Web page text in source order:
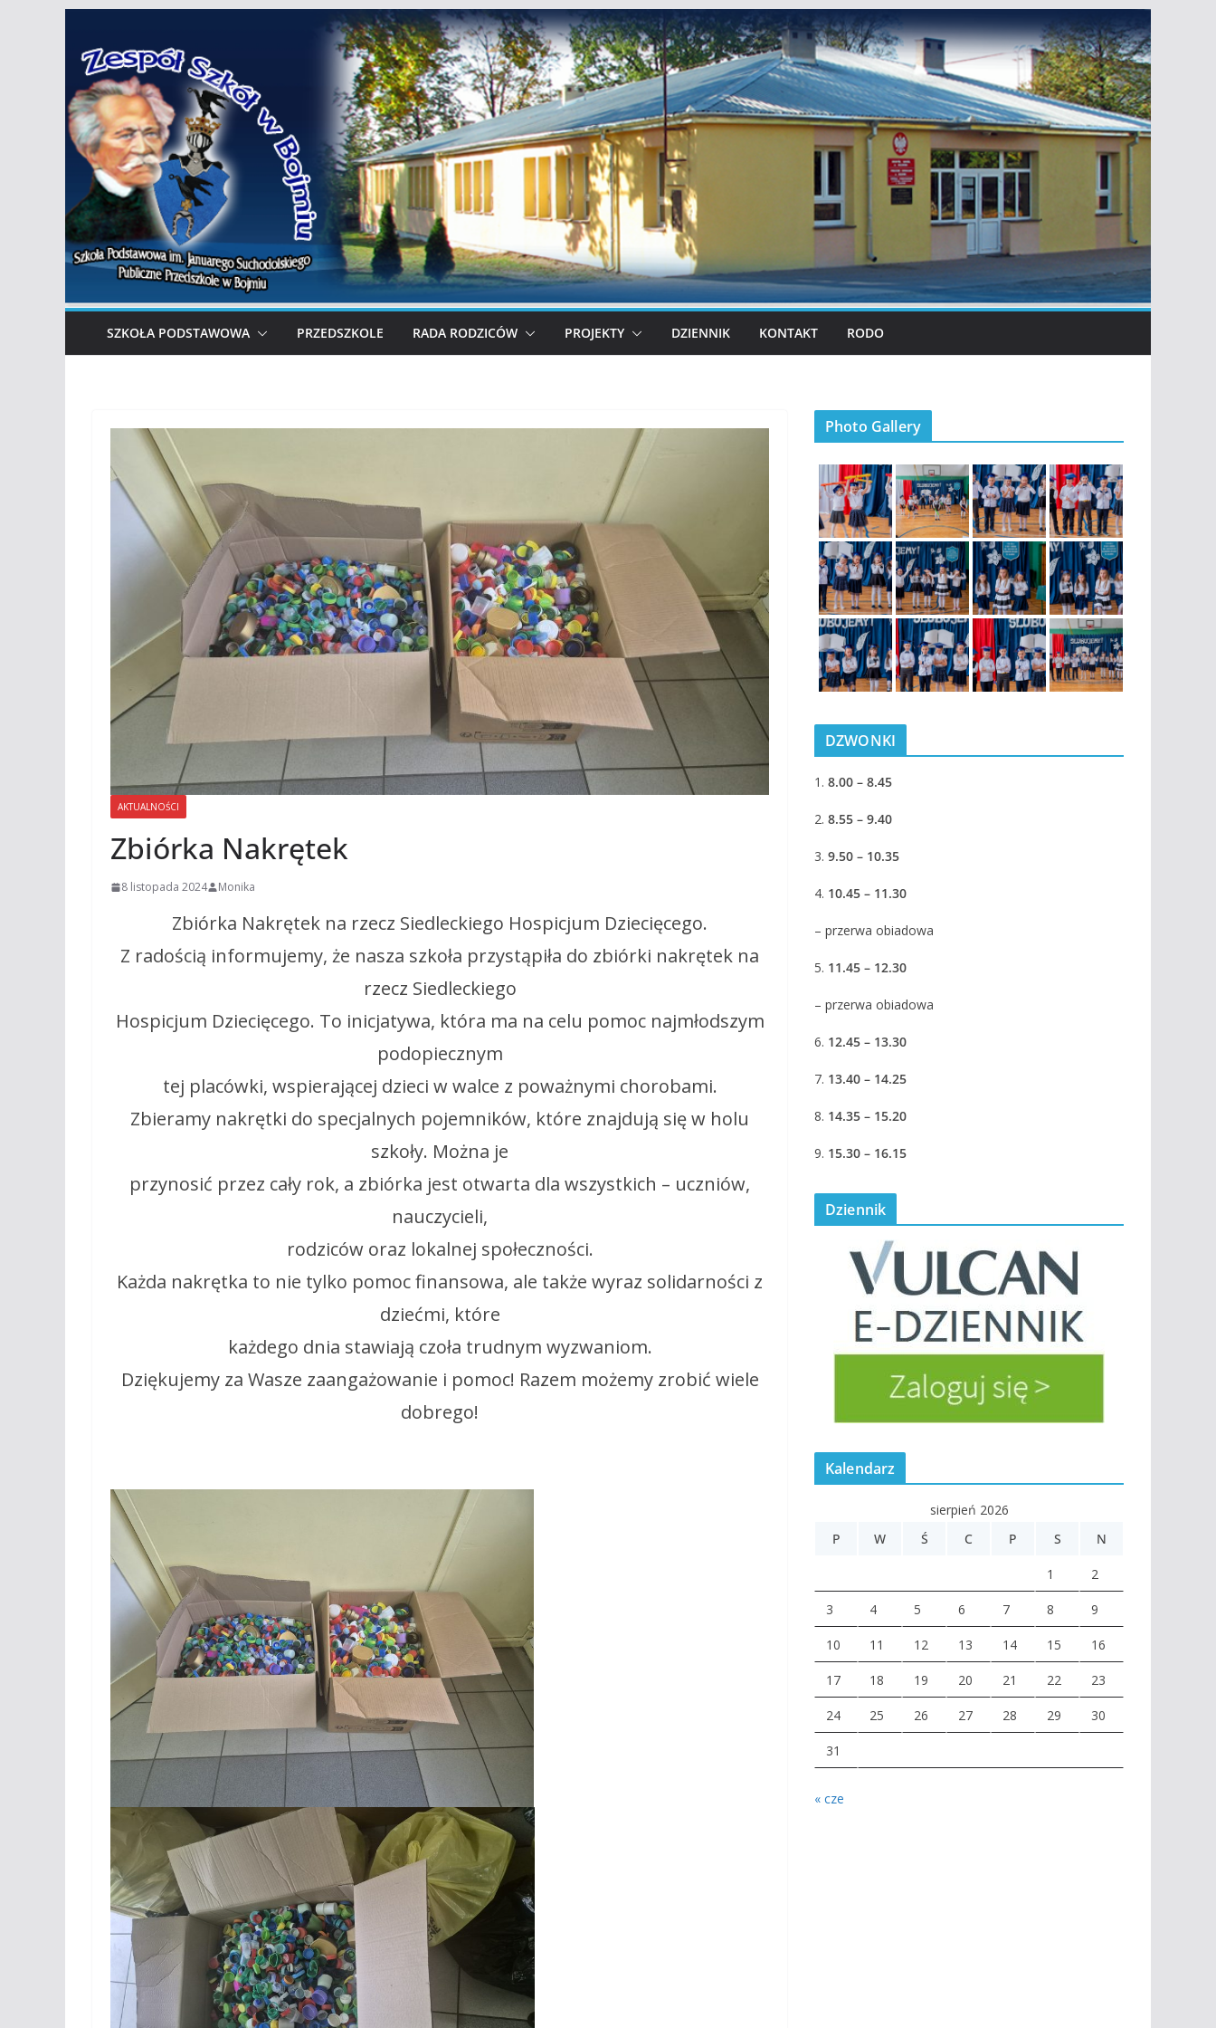
treści
SZKOŁA PODSTAWOWA PRZEDSZKOLE RADA RODZICÓW PROJEKTY DZIENNIK KONTAKT RODO
AKTUALNOŚCI
Zbiórka Nakrętek
8 listopada 2024 Monika
Zbiórka Nakrętek na rzecz Siedleckiego Hospicjum Dziecięcego.
Z radością informujemy, że nasza szkoła przystąpiła do zbiórki nakrętek na
rzecz Siedleckiego
Hospicjum Dziecięcego. To inicjatywa, która ma na celu pomoc najmłodszym
podopiecznym
tej placówki, wspierającej dzieci w walce z poważnymi chorobami.
Zbieramy nakrętki do specjalnych pojemników, które znajdują się w holu
szkoły. Można je
przynosić przez cały rok, a zbiórka jest otwarta dla wszystkich – uczniów,
nauczycieli,
rodziców oraz lokalnej społeczności.
Każda nakrętka to nie tylko pomoc finansowa, ale także wyraz solidarności z
dziećmi, które
każdego dnia stawiają czoła trudnym wyzwaniom.
Dziękujemy za Wasze zaangażowanie i pomoc! Razem możemy zrobić wiele
dobrego!
Photo Gallery
DZWONKI
1. 8.00 – 8.45
2. 8.55 – 9.40
3. 9.50 – 10.35
4. 10.45 – 11.30
– przerwa obiadowa
5. 11.45 – 12.30
– przerwa obiadowa
6. 12.45 – 13.30
7. 13.40 – 14.25
8. 14.35 – 15.20
9. 15.30 – 16.15
Dziennik
Kalendarz
sierpień 2026
P
W Ś C P S N
1 2
3 4 5 6 7 8 9
10 11 12 13 14 15 16
17 18 19 20 21 22 23
24 25 26 27 28 29 30
31
« cze